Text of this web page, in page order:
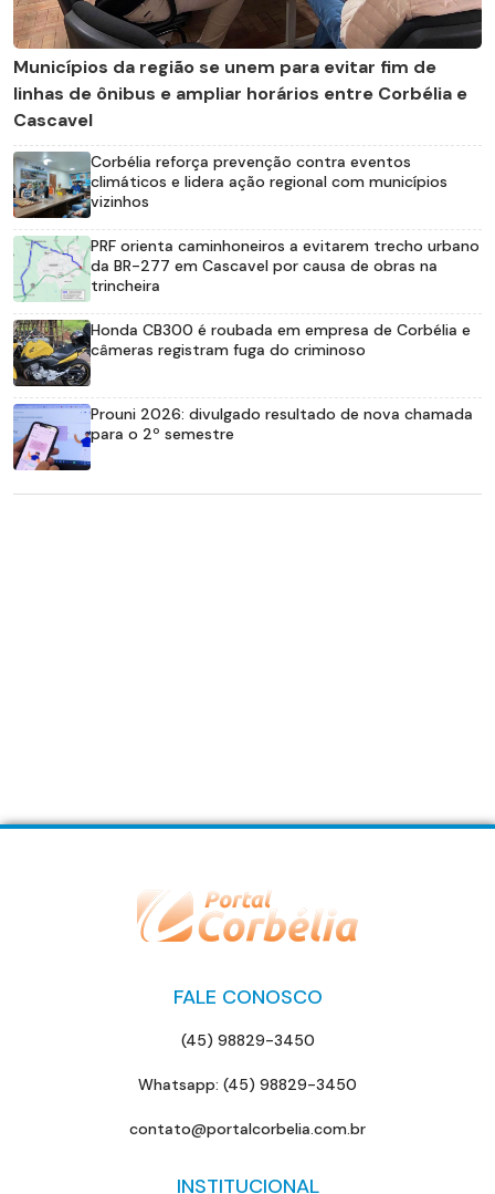
Municípios da região se unem para evitar fim de
linhas de ônibus e ampliar horários entre Corbélia e
Cascavel
Corbélia reforça prevenção contra eventos
climáticos e lidera ação regional com municípios
vizinhos
PRF orienta caminhoneiros a evitarem trecho urbano
da BR-277 em Cascavel por causa de obras na
trincheira
Honda CB300 é roubada em empresa de Corbélia e
câmeras registram fuga do criminoso
Prouni 2026: divulgado resultado de nova chamada
para o 2º semestre
FALE CONOSCO
(45) 98829-3450
Whatsapp: (45) 98829-3450
contato@portalcorbelia.com.br
INSTITUCIONAL